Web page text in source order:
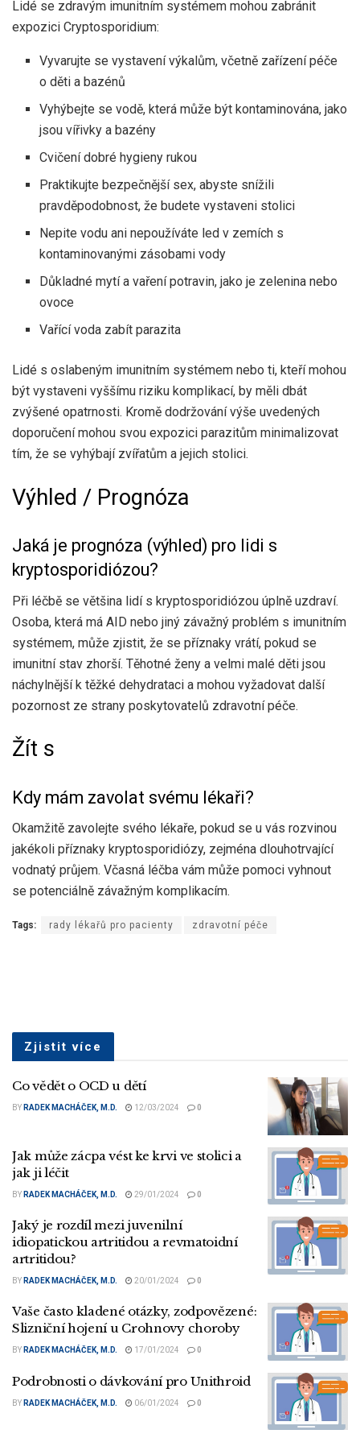
Lidé se zdravým imunitním systémem mohou zabránit
expozici Cryptosporidium:
Vyvarujte se vystavení výkalům, včetně zařízení péče
o děti a bazénů
Vyhýbejte se vodě, která může být kontaminována, jako
jsou vířivky a bazény
Cvičení dobré hygieny rukou
Praktikujte bezpečnější sex, abyste snížili
pravděpodobnost, že budete vystaveni stolici
Nepite vodu ani nepoužíváte led v zemích s
kontaminovanými zásobami vody
Důkladné mytí a vaření potravin, jako je zelenina nebo
ovoce
Vařící voda zabít parazita
Lidé s oslabeným imunitním systémem nebo ti, kteří mohou
být vystaveni vyššímu riziku komplikací, by měli dbát
zvýšené opatrnosti. Kromě dodržování výše uvedených
doporučení mohou svou expozici parazitům minimalizovat
tím, že se vyhýbají zvířatům a jejich stolici.
Výhled / Prognóza
Jaká je prognóza (výhled) pro lidi s
kryptosporidiózou?
Při léčbě se většina lidí s kryptosporidiózou úplně uzdraví.
Osoba, která má AID nebo jiný závažný problém s imunitním
systémem, může zjistit, že se příznaky vrátí, pokud se
imunitní stav zhorší. Těhotné ženy a velmi malé děti jsou
náchylnější k těžké dehydrataci a mohou vyžadovat další
pozornost ze strany poskytovatelů zdravotní péče.
Žít s
Kdy mám zavolat svému lékaři?
Okamžitě zavolejte svého lékaře, pokud se u vás rozvinou
jakékoli příznaky kryptosporidiózy, zejména dlouhotrvající
vodnatý průjem. Včasná léčba vám může pomoci vyhnout
se potenciálně závažným komplikacím.
Tags: rady lékařů pro pacienty zdravotní péče
Zjistit více
Co vědět o OCD u dětí
BY RADEK MACHÁČEK, M.D. 12/03/2024 0
Jak může zácpa vést ke krvi ve stolici a
jak ji léčit
BY RADEK MACHÁČEK, M.D. 29/01/2024 0
Jaký je rozdíl mezi juvenilní
idiopatickou artritidou a revmatoidní
artritidou?
BY RADEK MACHÁČEK, M.D. 20/01/2024 0
Vaše často kladené otázky, zodpovězené:
Slizniční hojení u Crohnovy choroby
BY RADEK MACHÁČEK, M.D. 17/01/2024 0
Podrobnosti o dávkování pro Unithroid
BY RADEK MACHÁČEK, M.D. 06/01/2024 0